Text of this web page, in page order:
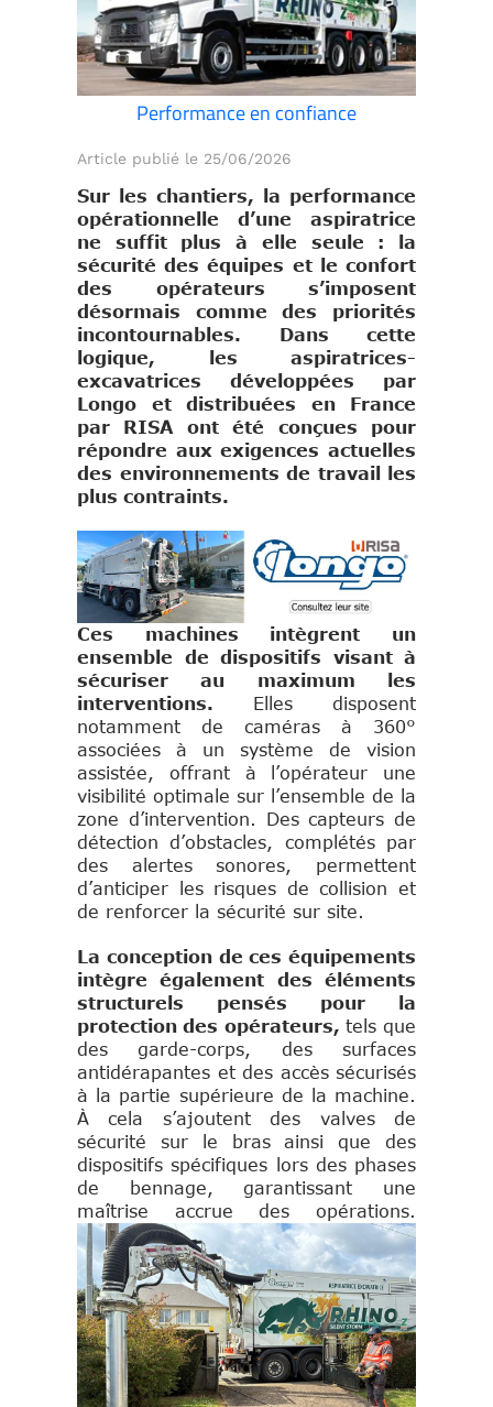
Performance en confiance
Article publié le 25/06/2026
Sur les chantiers, la performance
opérationnelle d’une aspiratrice
ne suffit plus à elle seule : la
sécurité des équipes et le confort
des opérateurs s’imposent
désormais comme des priorités
incontournables. Dans cette
logique, les aspiratrices-
excavatrices développées par
Longo et distribuées en France
par RISA ont été conçues pour
répondre aux exigences actuelles
des environnements de travail les
plus contraints.
Ces machines intègrent un
ensemble de dispositifs visant à
sécuriser au maximum les
interventions. Elles disposent
notamment de caméras à 360°
associées à un système de vision
assistée, offrant à l’opérateur une
visibilité optimale sur l’ensemble de la
zone d’intervention. Des capteurs de
détection d’obstacles, complétés par
des alertes sonores, permettent
d’anticiper les risques de collision et
de renforcer la sécurité sur site.
La conception de ces équipements
intègre également des éléments
structurels pensés pour la
protection des opérateurs, tels que
des garde-corps, des surfaces
antidérapantes et des accès sécurisés
à la partie supérieure de la machine.
À cela s’ajoutent des valves de
sécurité sur le bras ainsi que des
dispositifs spécifiques lors des phases
de bennage, garantissant une
maîtrise accrue des opérations.